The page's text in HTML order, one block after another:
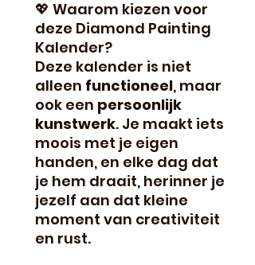
💖 Waarom kiezen voor
deze Diamond Painting
Kalender?
Deze kalender is niet
alleen functioneel, maar
ook een persoonlijk
kunstwerk. Je maakt iets
moois met je eigen
handen, en elke dag dat
je hem draait, herinner je
jezelf aan dat kleine
moment van creativiteit
en rust.